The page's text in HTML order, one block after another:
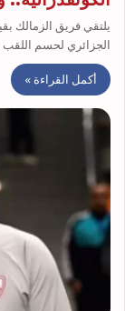
يلتقي فريق الزمالك
الجزائري لحسم اللقب
أكمل القراءة »